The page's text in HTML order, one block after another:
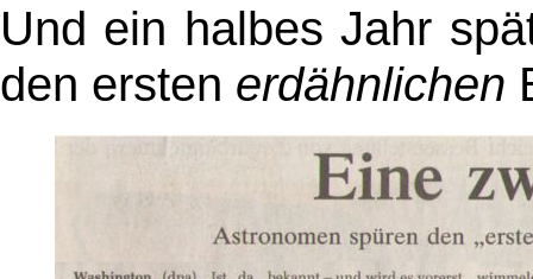
Und ein halbes Jahr
den ersten erdähnlichen